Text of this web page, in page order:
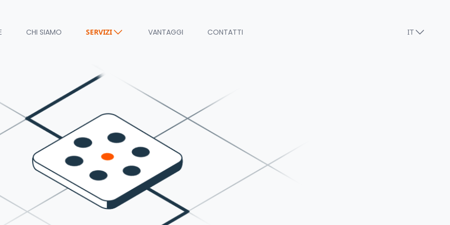
CHI SIAMO SERVIZI VANTAGGI CONTATTI IT